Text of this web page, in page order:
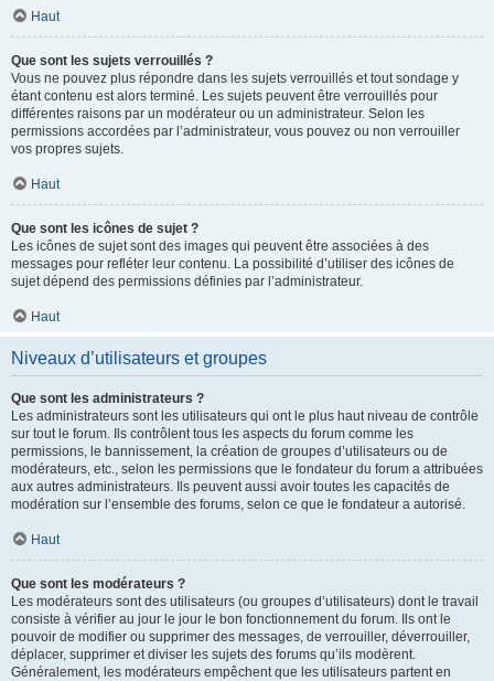
Haut
Que sont les sujets verrouillés ?
Vous ne pouvez plus répondre dans les sujets verrouillés et tout sondage y
étant contenu est alors terminé. Les sujets peuvent être verrouillés pour
différentes raisons par un modérateur ou un administrateur. Selon les
permissions accordées par l’administrateur, vous pouvez ou non verrouiller
vos propres sujets.
Haut
Que sont les icônes de sujet ?
Les icônes de sujet sont des images qui peuvent être associées à des
messages pour refléter leur contenu. La possibilité d’utiliser des icônes de
sujet dépend des permissions définies par l’administrateur.
Haut
Niveaux d’utilisateurs et groupes
Que sont les administrateurs ?
Les administrateurs sont les utilisateurs qui ont le plus haut niveau de contrôle
sur tout le forum. Ils contrôlent tous les aspects du forum comme les
permissions, le bannissement, la création de groupes d’utilisateurs ou de
modérateurs, etc., selon les permissions que le fondateur du forum a attribuées
aux autres administrateurs. Ils peuvent aussi avoir toutes les capacités de
modération sur l’ensemble des forums, selon ce que le fondateur a autorisé.
Haut
Que sont les modérateurs ?
Les modérateurs sont des utilisateurs (ou groupes d’utilisateurs) dont le travail
consiste à vérifier au jour le jour le bon fonctionnement du forum. Ils ont le
pouvoir de modifier ou supprimer des messages, de verrouiller, déverrouiller,
déplacer, supprimer et diviser les sujets des forums qu’ils modèrent.
Généralement, les modérateurs empêchent que les utilisateurs partent en